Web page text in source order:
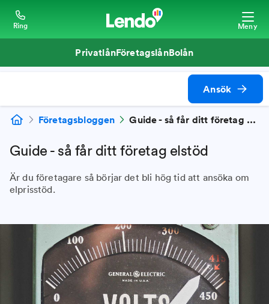
Ring Meny
PrivatlånFöretagslånBolån
Ansök
Företagsbloggen Guide - så får ditt företag elstöd
Guide - så får ditt företag elstöd
Är du företagare så börjar det bli hög tid att ansöka om
elprisstöd.